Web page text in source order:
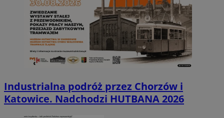
Industrialna podróż przez Chorzów i
Katowice. Nadchodzi HUTBANA 2026